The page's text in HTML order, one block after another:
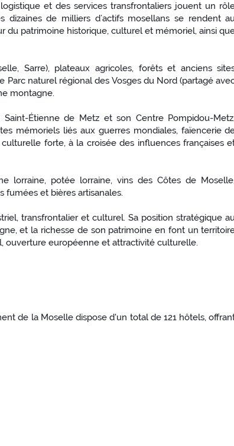
et des services transfrontaliers jouent un
dizaines de milliers d’actifs mosellans se rendent
patrimoine historique, culturel et mémoriel, ainsi
Sarre), plateaux agricoles, forêts et anciens
naturel régional des Vosges du Nord (partagé
montagne.
Étienne de Metz et son Centre Pompidou-
mémoriels liés aux guerres mondiales, faïencerie
forte, à la croisée des influences françaises
lorraine, potée lorraine, vins des Côtes de
fumées et bières artisanales.
transfrontalier et culturel. Sa position stratégique
et la richesse de son patrimoine en font un
ouverture européenne et attractivité culturelle.
de la Moselle dispose d'un total de 121 hôtels,